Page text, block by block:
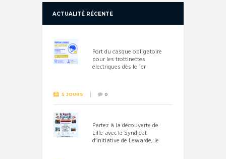
ACTUALITÉ RÉCENTE
Port du casque obligatoire
pour les trottinettes
électriques dès le 1er
5 JOURS 0
Partez à la découverte de
Lille avec le Syndicat
d’initiative de Lewarde, le